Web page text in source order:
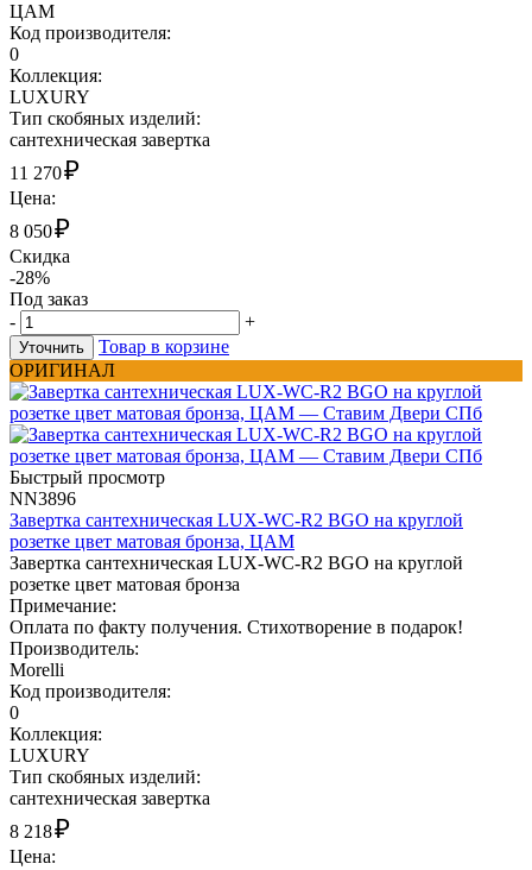
ЦАМ
Код производителя:
0
Коллекция:
LUXURY
Тип скобяных изделий:
сантехническая завертка
11 270₽
Цена:
8 050₽
Скидка
-28%
Под заказ
-
+
Уточнить
Товар в корзине
ОРИГИНАЛ
Быстрый просмотр
NN3896
Завертка сантехническая LUX-WC-R2 BGO на круглой
розетке цвет матовая бронза, ЦАМ
Завертка сантехническая LUX-WC-R2 BGO на круглой
розетке цвет матовая бронза
Примечание:
Оплата по факту получения. Стихотворение в подарок!
Производитель:
Morelli
Код производителя:
0
Коллекция:
LUXURY
Тип скобяных изделий:
сантехническая завертка
8 218₽
Цена: